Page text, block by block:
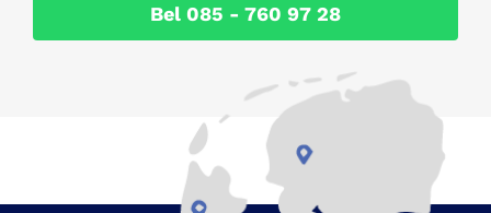
Bel 085 - 760 97 28